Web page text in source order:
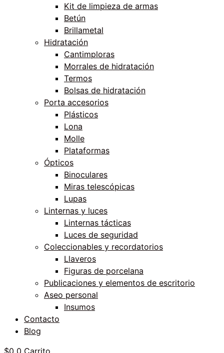
Kit de limpieza de armas
Betún
Brillametal
Hidratación
Cantimploras
Morrales de hidratación
Termos
Bolsas de hidratación
Porta accesorios
Plásticos
Lona
Molle
Plataformas
Ópticos
Binoculares
Miras telescópicas
Lupas
Linternas y luces
Linternas tácticas
Luces de seguridad
Coleccionables y recordatorios
Llaveros
Figuras de porcelana
Publicaciones y elementos de escritorio
Aseo personal
Insumos
Contacto
Blog
$0 0 Carrito